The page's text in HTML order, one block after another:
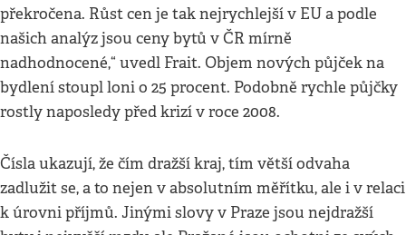
překročena. Růst cen je tak nejrychlejší v EU a podle
našich analýz jsou ceny bytů v ČR mírně
nadhodnocené,“ uvedl Frait. Objem nových půjček na
bydlení stoupl loni o 25 procent. Podobně rychle půjčky
rostly naposledy před krizí v roce 2008.
Čísla ukazují, že čím dražší kraj, tím větší odvaha
zadlužit se, a to nejen v absolutním měřítku, ale i v relaci
k úrovni příjmů. Jinými slovy v Praze jsou nejdražší